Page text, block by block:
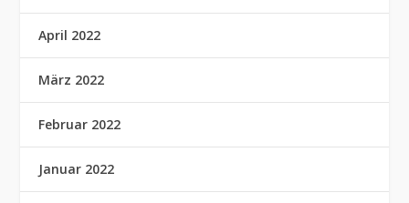
April 2022
März 2022
Februar 2022
Januar 2022